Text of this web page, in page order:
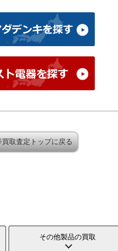
取査定トップに戻る
その他製品の買取